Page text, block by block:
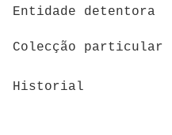
Entidade detentora
Colecção particular
Historial